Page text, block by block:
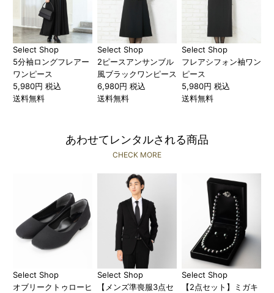
Select Shop
5分袖ロングフレアー
ワンピース
5,980円 税込
送料無料
Select Shop
2ピースアンサンブル
風ブラックワンピース
6,980円 税込
送料無料
Select Shop
フレアシフォン袖ワン
ピース
5,980円 税込
送料無料
あわせてレンタルされる商品
CHECK MORE
Select Shop
オブリークトゥローヒ
Select Shop
【メンズ準喪服3点セ
Select Shop
【2点セット】ミガキ